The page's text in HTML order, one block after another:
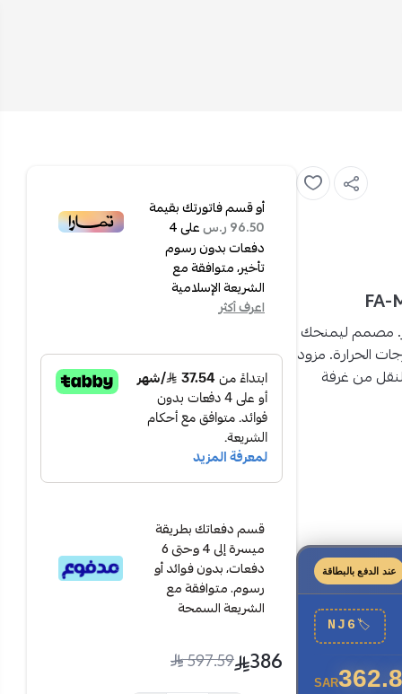
. مصمم ليمنحك
الحرارة. مزود
النقل من غرفة
عند الدفع بالبطاقة
🏷
NJ6
SAR
أو قسم فاتورتك بقيمة
96.50 ر.س على4
دفعات بدون رسوم
تأخير، متوافقة مع
الشريعة الإسلامية
اعرف أكثر
قسم دفعاتك بطريقة
ميسرة إلى 4 وحتى 6
دفعات، بدون فوائد أو
رسوم. متوافقة مع
الشريعة السمحة
386
597.59